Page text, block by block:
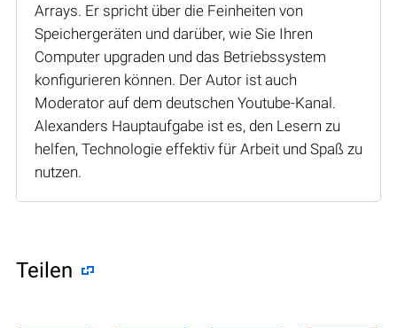
Arrays. Er spricht über die Feinheiten von
Speichergeräten und darüber, wie Sie Ihren
Computer upgraden und das Betriebssystem
konfigurieren können. Der Autor ist auch
Moderator auf dem deutschen Youtube-Kanal.
Alexanders Hauptaufgabe ist es, den Lesern zu
helfen, Technologie effektiv für Arbeit und Spaß zu
nutzen.
Teilen